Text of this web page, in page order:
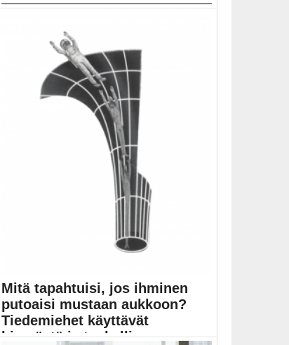
Warner Bros. on julkaissut...
Mitä tapahtuisi, jos ihminen
putoaisi mustaan aukkoon?
Tiedemiehet käyttävät
hirveästä ja tuskallise...